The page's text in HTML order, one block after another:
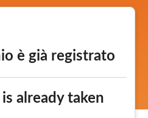
è già registrato
already taken